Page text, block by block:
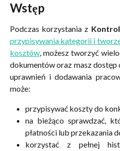
Wstęp
Podczas korzystania z
przypisywania kategorii i
kosztów, możesz tworzyć
dokumentów oraz masz
uprawnień i dodawania
może:
przypisywać koszty do
na bieżąco sprawdzać,
płatności lub przekazania
korzystać z pełnej